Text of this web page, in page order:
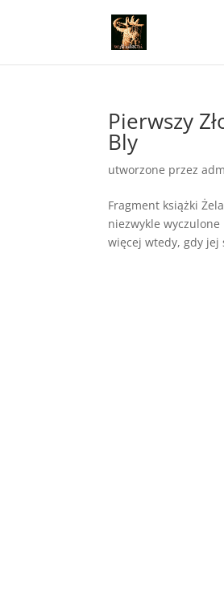
Pierwszy
Bly
utworzone przez
Fragment książki
niezwykle
więcej wtedy, gdy jej